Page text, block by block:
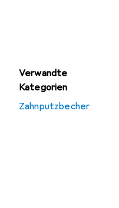
Verwandte
Kategorien
Zahnputzbecher